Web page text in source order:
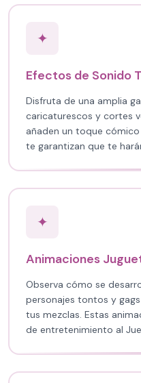
✦
Efectos de Sonido
Disfruta de una amplia
caricaturescos y cortes
añaden un toque cómico
te garantizan que te
✦
Animaciones
Observa cómo se
personajes tontos y
tus mezclas. Estas
de entretenimiento al